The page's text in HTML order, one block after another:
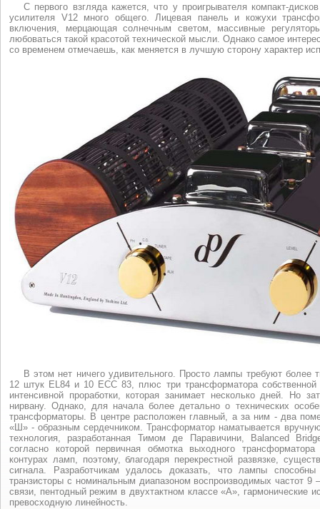
С первого взгляда кажется, что у проигрывателя компакт-
усилителя V12 много общего. Лицевая панель и кожухи
включения, мерцающая солнечным светом, массивные
любоваться такой красотой технической мысли. Однако самое
со временем отмечаешь, как меняется в лучшую сторону характер
В этом нет ничего удивительного. Просто лампы требуют более
12 штук EL84 и 10 ЕСС 83, плюс три трансформатора собственной
интенсивной проработки, которая занимает несколько дней. Но
нирвану. Однако, для начала более детально о технических
трансформаторы. В центре расположен главный, а за ним - два
«Ш» - образным сердечником. Трансформатор наматывается
технология, разработанная Тимом де Паравичини, Balanced
согласно которой первичная обмотка выходного
контурах ламп, поэтому, благодаря перекрестной развязке,
сигнала. Разработчикам удалось доказать, что лампы
транзисторы с номинальным диапазоном воспроизводимых частот 9
связи, пентодный режим в двухтактном классе «А», гармонические
превосходную линейность.